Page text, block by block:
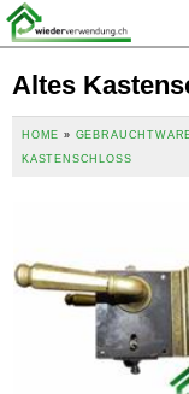
Altes
HOME »
KASTENSCHLOSS